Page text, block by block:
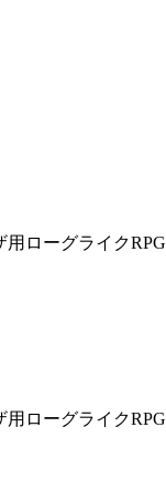
ローグライクRPG
ローグライクRPG